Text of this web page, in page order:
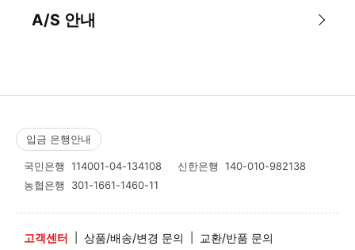
A/S 안내
입금 은행안내
국민은행 114001-04-134108 신한은행 140-010-982138
농협은행 301-1661-1460-11
고객센터 상품/배송/변경 문의 교환/반품 문의